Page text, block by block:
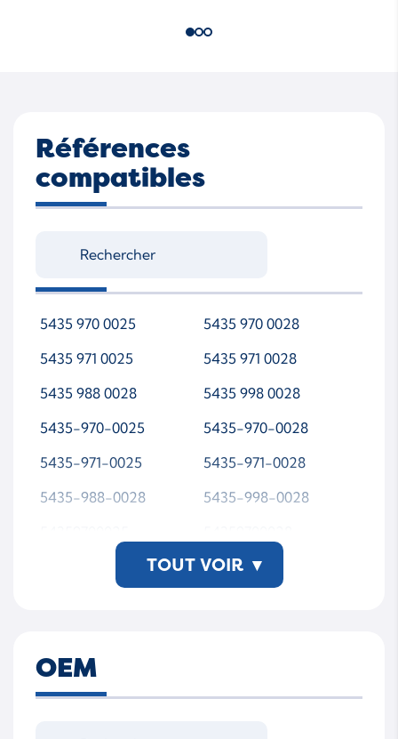
Références
compatibles
5435 970 0025
5435 970 0028
5435 971 0025
5435 971 0028
5435 988 0028
5435 998 0028
5435-970-0025
5435-970-0028
5435-971-0025
5435-971-0028
5435-988-0028
5435-998-0028
54359710028
AP00
TOUT VOIR ▾
OEM